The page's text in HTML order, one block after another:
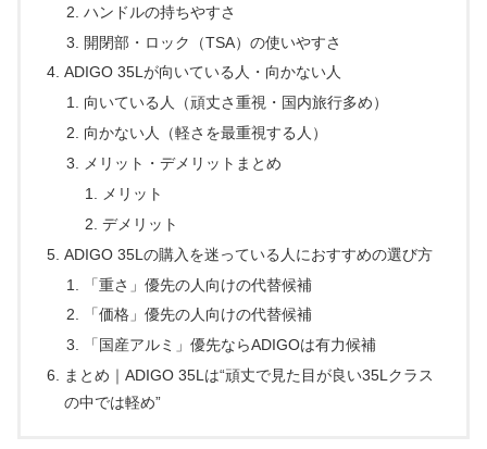
ハンドルの持ちやすさ
開閉部・ロック（TSA）の使いやすさ
ADIGO 35Lが向いている人・向かない人
向いている人（頑丈さ重視・国内旅行多め）
向かない人（軽さを最重視する人）
メリット・デメリットまとめ
メリット
デメリット
ADIGO 35Lの購入を迷っている人におすすめの選び方
「重さ」優先の人向けの代替候補
「価格」優先の人向けの代替候補
「国産アルミ」優先ならADIGOは有力候補
まとめ｜ADIGO 35Lは“頑丈で見た目が良い35Lクラス
の中では軽め”